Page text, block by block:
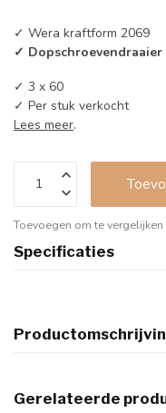
✓ Wera kraftform 2069
✓ Dopschroevendraaier
✓ 3 x 60
✓ Per stuk verkocht
Lees meer.
Toevoegen om te vergelijken
Specificaties
Gerelateerde